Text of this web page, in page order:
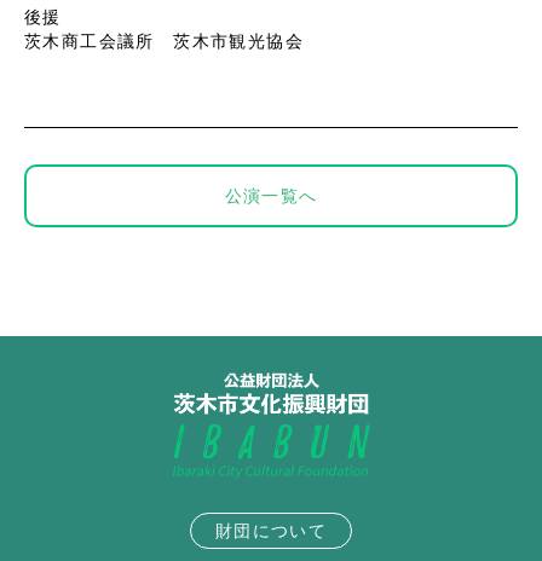
後援
茨木商工会議所 茨木市観光協会
公演一覧へ
財団について